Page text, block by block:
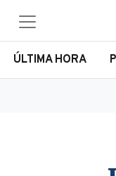
ÚLTIMA HORA